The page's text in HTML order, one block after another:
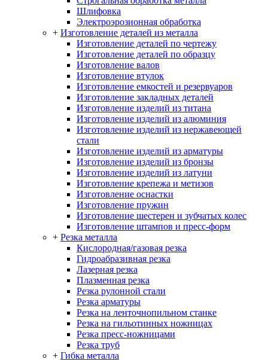
Шлифовка
Электроэрозионная обработка
+ Изготовление деталей из металла
Изготовление деталей по чертежу
Изготовление деталей по образцу
Изготовление валов
Изготовление втулок
Изготовление емкостей и резервуаров
Изготовление закладных деталей
Изготовление изделий из титана
Изготовление изделий из алюминия
Изготовление изделий из нержавеющей
стали
Изготовление изделий из арматуры
Изготовление изделий из бронзы
Изготовление изделий из латуни
Изготовление крепежа и метизов
Изготовление оснастки
Изготовление пружин
Изготовление шестерен и зубчатых колес
Изготовление штампов и пресс-форм
+ Резка металла
Кислородная/газовая резка
Гидроабразивная резка
Лазерная резка
Плазменная резка
Резка рулонной стали
Резка арматуры
Резка на ленточнопильном станке
Резка на гильотинных ножницах
Резка пресс-ножницами
Резка труб
+ Гибка металла